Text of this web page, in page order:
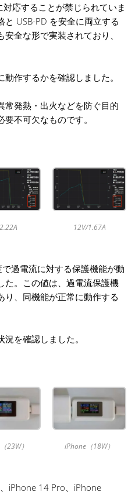
対応することが禁じられていま
USB-PD を安全に両立する
全な形で実装されており、
作するかを確認しました。
常発熱・出火などを防ぐ目的
不可欠なものです。
12V/1.67A
過電流に対する保護機能が動
た。この値は、過電流保護機
り、同機能が正常に動作する
を確認しました。
23W） iPhone（18W）
iPhone 14 Pro、iPhone